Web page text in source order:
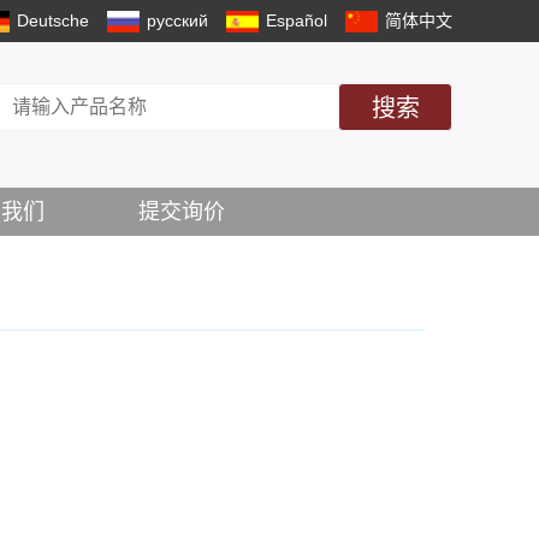
Deutsche русский Español 简体中文
搜索
们 提交询价